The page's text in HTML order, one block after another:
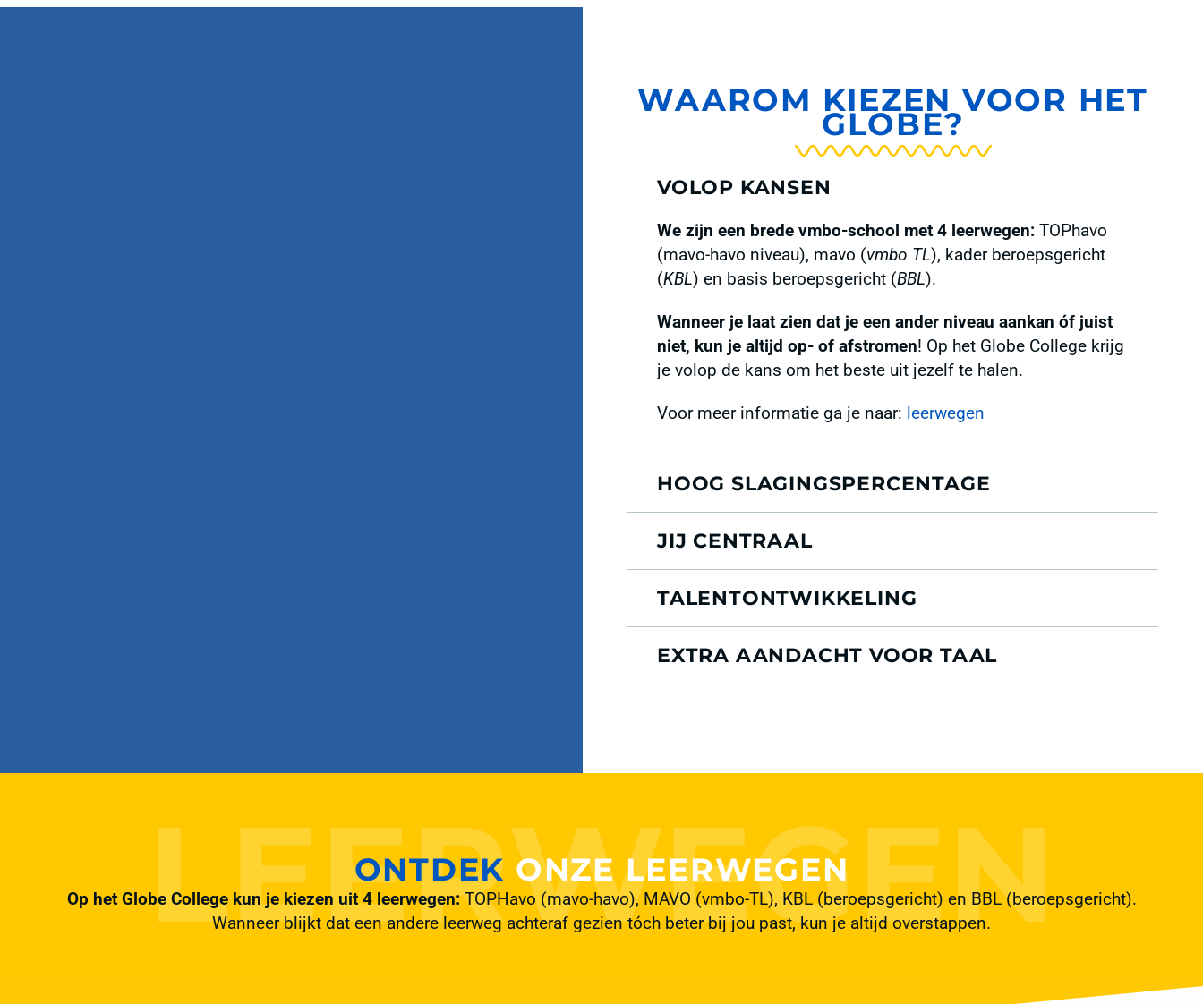
WAAROM KIEZENVOOR HET
GLOBE?
VOLOP KANSEN
We zijn een brede vmbo-school met 4 leerwegen:TOPhavo
(mavo-havo niveau), mavo (vmbo TL), kader beroepsgericht
(KBL) en basis beroepsgericht (BBL).
Wanneer je laat zien dat je een ander niveau aankan óf juist
niet, kun je altijd op- of afstromen! Op het Globe College krijg
je volop de kans om het beste uit jezelf te halen.
Voor meer informatie ga je naar: leerwegen
HOOG SLAGINGSPERCENTAGE
JIJ CENTRAAL
TALENTONTWIKKELING
EXTRA AANDACHT VOOR TAAL
ONTDEK ONZE LEERWEGEN
Op het Globe College kun je kiezen uit 4 leerwegen:TOPHavo (mavo-havo), MAVO (vmbo-TL), KBL (beroepsgericht) en BBL (beroepsgericht).
Wanneer blijkt dat een andere leerweg achteraf gezien tóch beter bij jou past, kun je altijd overstappen.